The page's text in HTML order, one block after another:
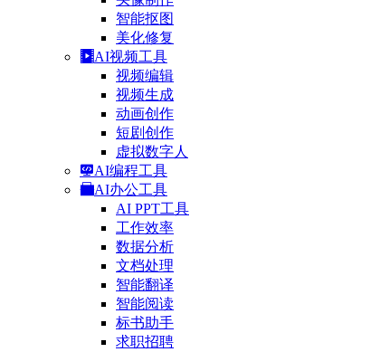
智能抠图
美化修复
AI视频工具
视频编辑
视频生成
动画创作
短剧创作
虚拟数字人
AI编程工具
AI办公工具
AI PPT工具
工作效率
数据分析
文档处理
智能翻译
智能阅读
标书助手
求职招聘